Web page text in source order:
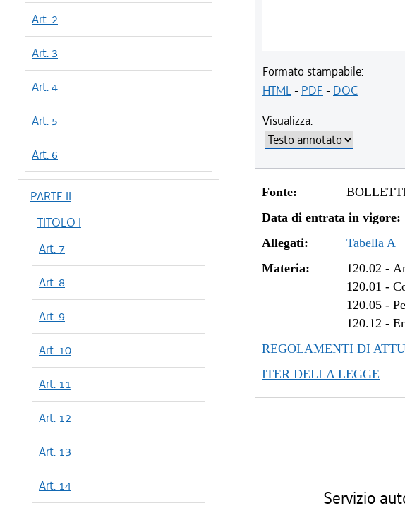
Art. 2
Art. 3
Art. 4
Art. 5
Art. 6
PARTE II
TITOLO I
Art. 7
Art. 8
Art. 9
Art. 10
Art. 11
Art. 12
Art. 13
Art. 14
Formato stampabile:
HTML- PDF - DOC
Visualizza:
Fonte:
Data di entrata in vigore:
Allegati:
Tabella A
Materia:
120.02 -
120.01 -
120.05 -
120.12 -
REGOLAMENTI DI
ITER DELLA LEGGE
Servizio